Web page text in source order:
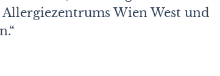
Wien West und